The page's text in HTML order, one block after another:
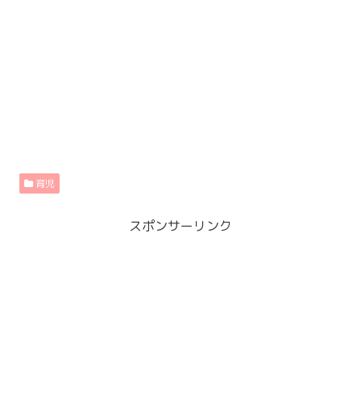
育児
スポンサーリンク